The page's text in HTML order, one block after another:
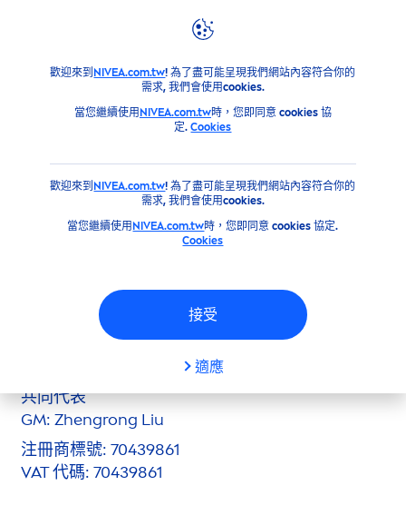
歡迎來到 NIVEA.com.tw! 為了盡可能呈現我們網站內容符合你的
需求, 我們會使用cookies.
當您繼續使用 NIVEA.com.tw時，您即同意 cookies 協
定.Cookies
歡迎來到 NIVEA.com.tw! 為了盡可能呈現我們網站內容符合你的
需求, 我們會使用cookies.
當您繼續使用 NIVEA.com.tw時，您即同意 cookies 協定.
Cookies
接受
適應
品牌＆企業文化 集團資訊
集團資訊
集團資訊
Dist., Taipei City 104, Taiwan
T: +886-2-7733-3365
F: +886-2-7725-9669
CRM.TW@beiersdorf.com
共同代表
GM: Zhengrong Liu
注冊商標號: 70439861
VAT 代碼: 70439861